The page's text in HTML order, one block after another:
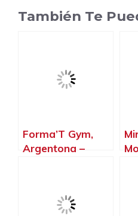
También Te
Forma’T Gym,
Argentona –